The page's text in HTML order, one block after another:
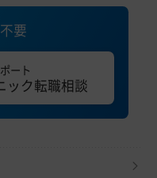
要
ート
ック転職相談